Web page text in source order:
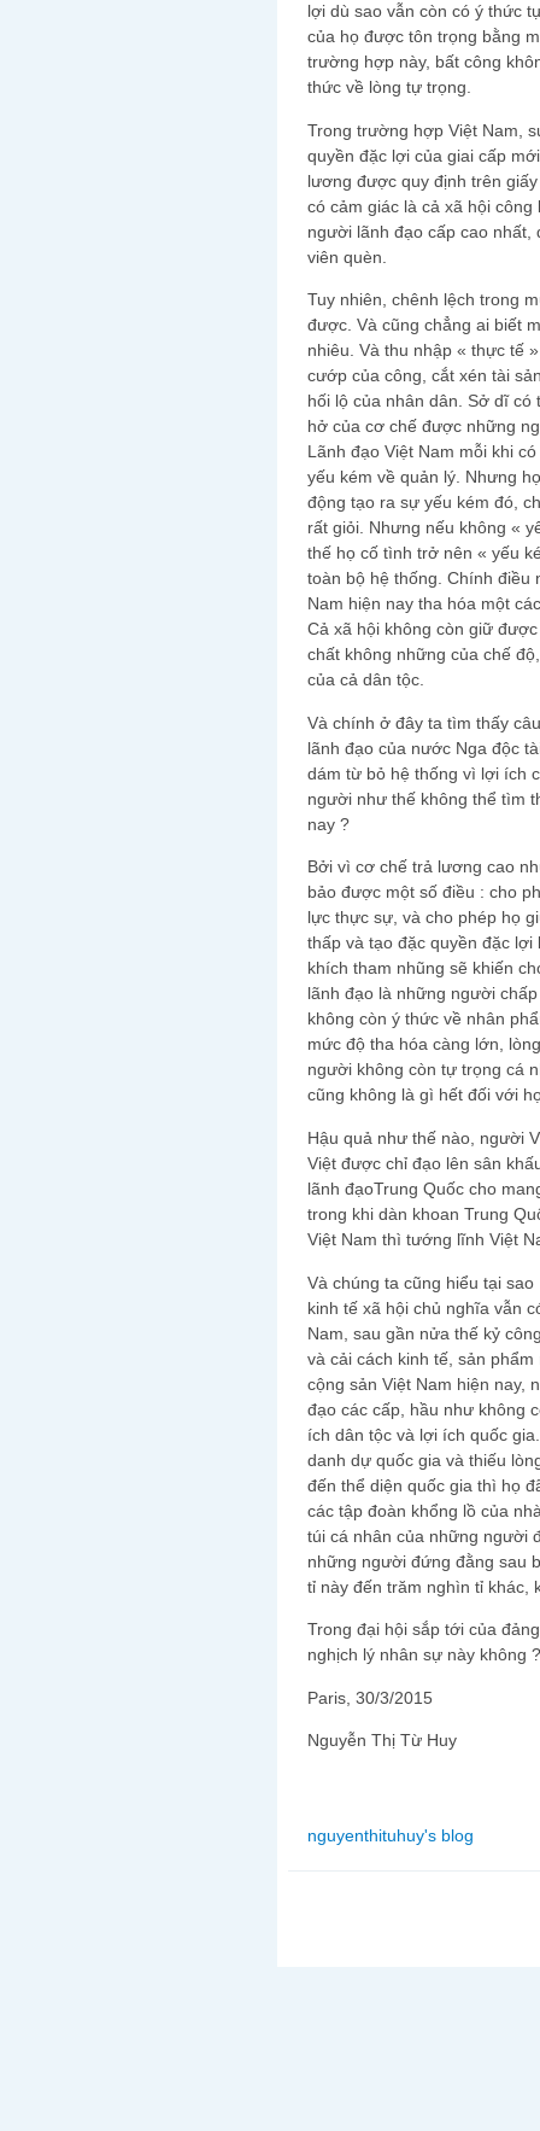
lợi dù sao vẫn còn có ý thức
của họ được tôn trọng bằng
trường hợp này, bất công
thức về lòng tự trọng.
Trong trường hợp Việt Nam,
quyền đặc lợi của giai cấp
lương được quy định trên
có cảm giác là cả xã hội
người lãnh đạo cấp cao
viên quèn.
Tuy nhiên, chênh lệch trong
được. Và cũng chẳng ai biết
nhiêu. Và thu nhập « thực tế
cướp của công, cắt xén tài
hối lộ của nhân dân. Sở dĩ
hở của cơ chế được những
Lãnh đạo Việt Nam mỗi khi
yếu kém về quản lý. Nhưng
động tạo ra sự yếu kém đó,
rất giỏi. Nhưng nếu không «
thế họ cố tình trở nên « yếu
toàn bộ hệ thống. Chính điều
Nam hiện nay tha hóa một
Cả xã hội không còn giữ
chất không những của chế
của cả dân tộc.
Và chính ở đây ta tìm thấy
lãnh đạo của nước Nga độc
dám từ bỏ hệ thống vì lợi ích
người như thế không thể tìm
nay ?
Bởi vì cơ chế trả lương cao
bảo được một số điều : cho
lực thực sự, và cho phép họ
thấp và tạo đặc quyền đặc
khích tham nhũng sẽ khiến
lãnh đạo là những người
không còn ý thức về nhân
mức độ tha hóa càng lớn,
người không còn tự trọng cá
cũng không là gì hết đối với
Hậu quả như thế nào, người
Việt được chỉ đạo lên sân
lãnh đạoTrung Quốc cho
trong khi dàn khoan Trung
Việt Nam thì tướng lĩnh Việt
Và chúng ta cũng hiểu tại
kinh tế xã hội chủ nghĩa vẫn
Nam, sau gần nửa thế kỷ
và cải cách kinh tế, sản
cộng sản Việt Nam hiện nay,
đạo các cấp, hầu như không
ích dân tộc và lợi ích quốc
danh dự quốc gia và thiếu
đến thể diện quốc gia thì họ
các tập đoàn khổng lồ của
túi cá nhân của những người
những người đứng đằng sau
tỉ này đến trăm nghìn tỉ khác,
Trong đại hội sắp tới của
nghịch lý nhân sự này không ?
Paris, 30/3/2015
Nguyễn Thị Từ Huy
nguyenthituhuy's blog